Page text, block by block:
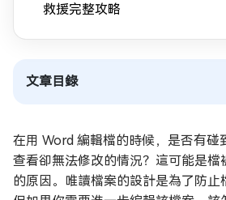
救援完整攻略
文章目錄
在用 Word 編輯檔的時候，是否有碰
查看卻無法修改的情況？這可能是檔
的原因。唯讀檔案的設計是為了防止